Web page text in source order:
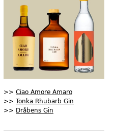
>> Ciao Amore Amaro
>> Tonka Rhubarb Gin
>> Dråbens Gin